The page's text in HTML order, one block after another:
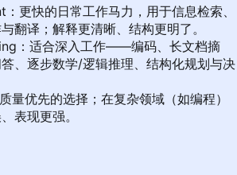
更快的日常工作马力，用于信息检索、
翻译；解释更清晰、结构更明了。
：适合深入工作——编码、长文档摘
、逐步数学/逻辑推理、结构化规划与决
量优先的选择；在复杂领域（如编程）
表现更强。